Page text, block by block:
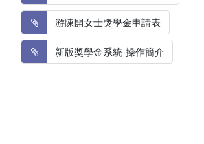
游陳開女士獎學金申請表
新版獎學金系統-操作簡介